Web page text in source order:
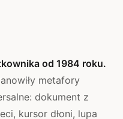
od 1984 roku.
metafory
dokument z
kursor dłoni, lupa